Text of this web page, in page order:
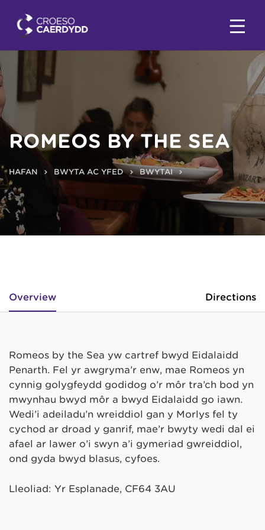
ROMEOS BY THE SEA
HAFAN BWYTA AC YFED BWYTAI
Overview Directions
Romeos by the Sea yw cartref bwyd Eidalaidd
Penarth. Fel yr awgryma’r enw, mae Romeos yn
cynnig golygfeydd godidog o’r môr tra’ch bod yn
mwynhau bwyd môr a bwyd Eidalaidd go iawn.
Wedi’i adeiladu’n wreiddiol gan y Morlys fel tŷ
cychod ar droad y ganrif, mae’r bwyty wedi dal ei
afael ar lawer o’i swyn a’i gymeriad gwreiddiol,
ond gyda bwyd blasus, cyfoes.
Lleoliad: Yr Esplanade, CF64 3AU